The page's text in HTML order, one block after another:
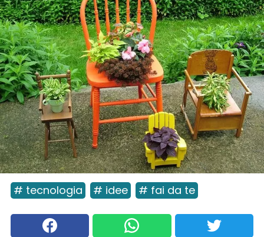
# tecnologia # idee # fai da te